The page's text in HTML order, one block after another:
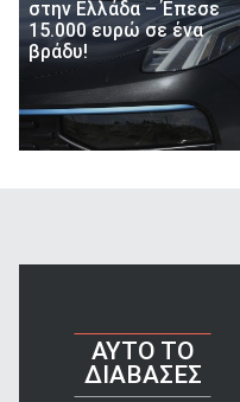
στην Ελλάδα – Έπεσε
15.000 ευρώ σε ένα
βράδυ!
AYTO TO
ΔΙΑΒΑΣΕΣ